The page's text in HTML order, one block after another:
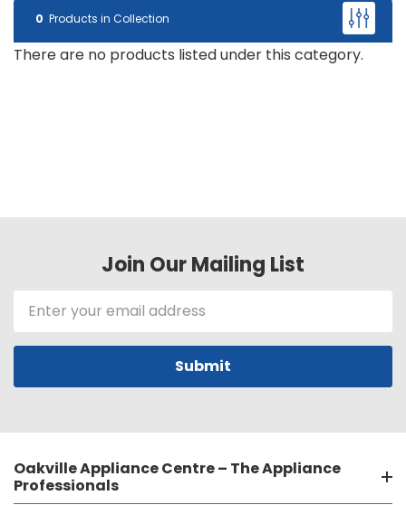
0 Products in Collection
There are no products listed under this category.
Join Our Mailing List
Email
Address
Oakville Appliance Centre – The Appliance
Professionals